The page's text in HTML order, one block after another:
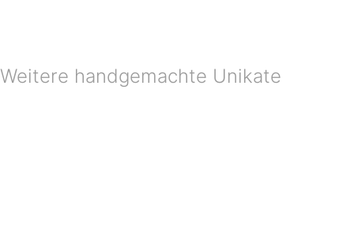
Weitere handgemachte Unikate